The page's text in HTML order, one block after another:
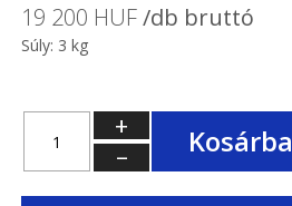
19 200 HUF /db bruttó
Súly: 3 kg
+ Kosárba
–